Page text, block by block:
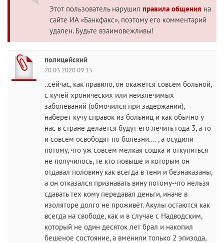
Этот пользователь нарушил правила общения на
сайте ИА «Банкфакс», поэтому его комментарий
удален. Будьте взаимовежливы!
полицейский
20.03.2020 09:15
..сейчас, как правило, он окажется совсем больной,
с кучей хронических или неизлечимых
заболеваний (обмочился при задержании),
наберёт кучу справок из больниц и как обычно у
нас в стране делается будут его лечить года 3, а то
и совсем освободят по болезни.... , а осудили
потому, что уж совсем мелкая сошка и откупиться
не получилось, те кто повыше и которым он
отдавал половину как всегда в тени и безнаказаны,
а он отказался признавать вину потому-что нельзя
сдавать тех кому передавал деньги, иначе в
изоляторе долго не проживёт. Акулы остаются как
всегда на свободе, как и в случае с Надводским,
который не один десяток лет брал и накопил
бешеное состояние, а вменили только 2 эпизода,